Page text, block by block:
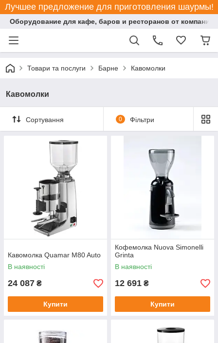
Лучшее предложение для приготовления шаурмы!
Оборудование для кафе, баров и ресторанов от компании
Товари та послуги Барне Кавомолки
Кавомолки
Сортування 0 Фільтри
Кавомолка Quamar M80 Auto
В наявності
24 087 ₴
Купити
Кофемолка Nuova Simonelli
Grinta
В наявності
12 691 ₴
Купити